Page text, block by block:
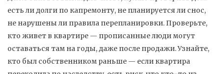
есть ли долги по капремонту, не планируется ли снос,
не нарушены ли правила перепланировки. Проверьте,
кто живет в квартире — прописанные люди могут
оставаться там на годы, даже после продажи. Узнайте,
кто был собственником раньше — если квартира